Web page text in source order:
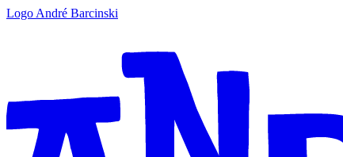
Logo André Barcinski